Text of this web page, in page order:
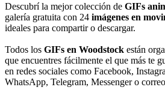
Descubrí la mejor colección de GIFs
galería gratuita con 24 imágenes en
ideales para compartir o descargar.
Todos los GIFs en Woodstock están
que encuentres fácilmente el que más te
en redes sociales como Facebook,
WhatsApp, Telegram, Messenger o